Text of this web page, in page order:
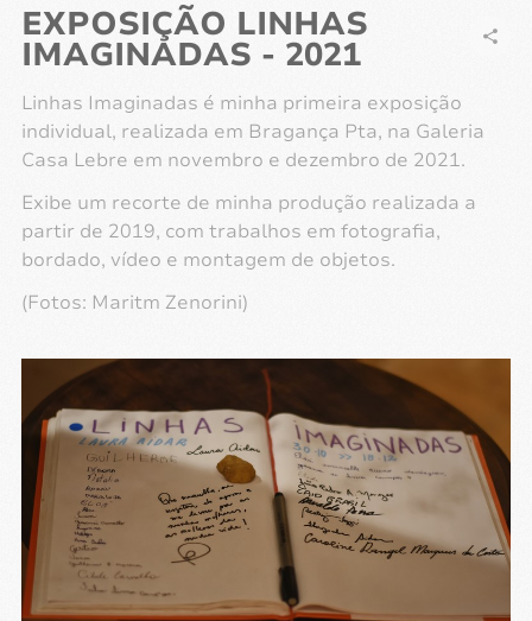
EXPOSIÇÃO LINHAS
IMAGINADAS - 2021
Linhas Imaginadas é minha primeira exposição
individual, realizada em Bragança Pta, na Galeria
Casa Lebre em novembro e dezembro de 2021.
Exibe um recorte de minha produção realizada a
partir de 2019, com trabalhos em fotografia,
bordado, vídeo e montagem de objetos.
(Fotos: Maritm Zenorini)